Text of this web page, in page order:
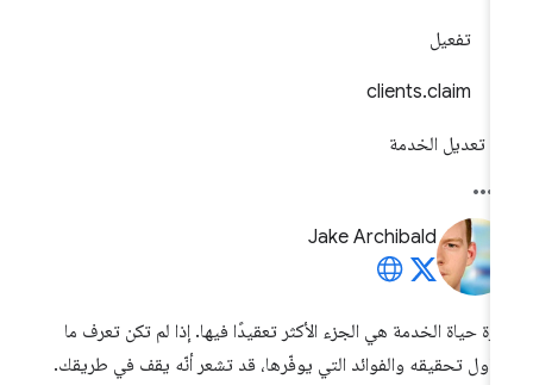
تفعيل
clients.claim
تعديل الخدمة
Jake Archibald
حياة الخدمة هي الجزء الأكثر تعقيدًا فيها. إذا لم تكن تعرف ما
تحقيقه والفوائد التي يوفّرها، قد تشعر أنّه يقف في طريقك.